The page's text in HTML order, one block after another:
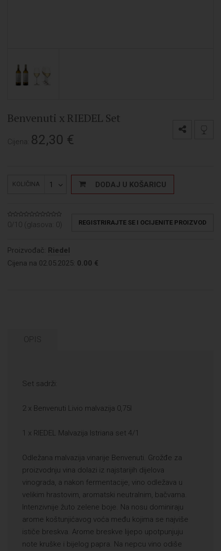
Benvenuti x RIEDEL Set
Cijena: 82,30 €
KOLIČINA 1 DODAJ U KOŠARICU
0/10 (glasova: 0) REGISTRIRAJTE SE I OCIJENITE PROIZVOD
Proizvođač: Riedel
Cijena na 02.05.2025: 0.00 €
OPIS
Set sadrži:
2 x Benvenuti Livio malvazija 0,75l
1 x RIEDEL Malvazija Istriana set 4/1
Odležana malvazija vinarije Benvenuti. Grožđe za
proizvodnju vina dolazi iz najstarijih dijelova
vinograda, a nakon fermentacije, vino odležava u
velikim hrastovim, aromatski neutralnim, bačvama.
Intenzivnije žuto zelene boje. Na nosu dominiraju
arome koštunjićavog voća među kojima se najviše
ističe breskva. Arome breskve lijepo upotpunjuju
note kruške i bijelog papra. Na nepcu vino odiše